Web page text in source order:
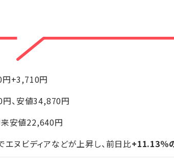
+3,710円
、安値34,870円
安値22,640円
ヌビディアなどが上昇し、前日比+11.13％